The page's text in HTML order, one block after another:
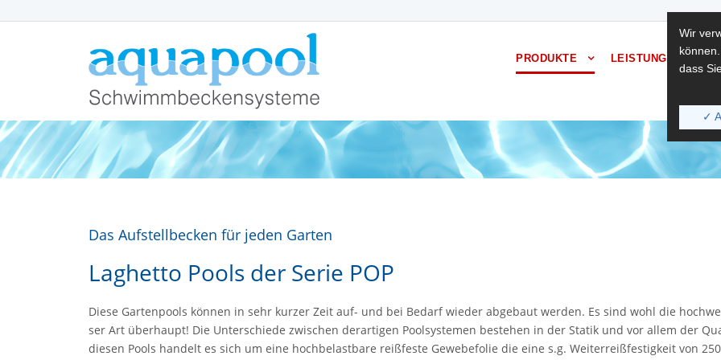
PRODUKTE LEISTUNGEN
Das Aufstellbecken für jeden Garten
Laghetto Pools der Serie POP
Diese Gar­ten­pools kön­nen in sehr kur­zer Zeit auf- und bei Be­darf wie­der ab­ge­baut wer­den. Es sind wohl die
ser Art über­haupt! Die Un­ter­schie­de zwi­schen der­ar­ti­gen Pool­sys­te­men be­ste­hen in der Sta­tik und vor allem der
die­sen Pools han­delt es sich um eine hoch­be­last­ba­re reiß­fes­te Ge­we­be­fo­lie die eine s.g. Wei­ter­reiß­fes­tig­keit von
Wir
dass
✓